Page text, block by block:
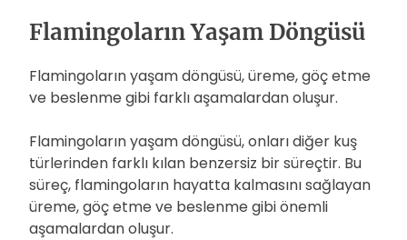
Flamingoların Yaşam Döngüsü
Flamingoların yaşam döngüsü, üreme, göç etme
ve beslenme gibi farklı aşamalardan oluşur.
Flamingoların yaşam döngüsü, onları diğer kuş
türlerinden farklı kılan benzersiz bir süreçtir. Bu
süreç, flamingoların hayatta kalmasını sağlayan
üreme, göç etme ve beslenme gibi önemli
aşamalardan oluşur.